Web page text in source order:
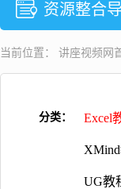
资源整合
当前位置： 讲座视频 网
分类： Excel
UG教